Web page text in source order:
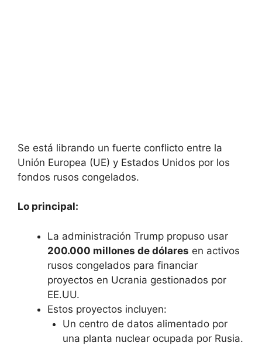
Se está librando un fuerte conflicto entre la
Unión Europea (UE) y Estados Unidos por los
fondos rusos congelados.
Lo principal:
La administración Trump propuso usar
200.000 millones de dólares en activos
rusos congelados para financiar
proyectos en Ucrania gestionados por
EE.UU.
Estos proyectos incluyen:
Un centro de datos alimentado por
una planta nuclear ocupada por Rusia.